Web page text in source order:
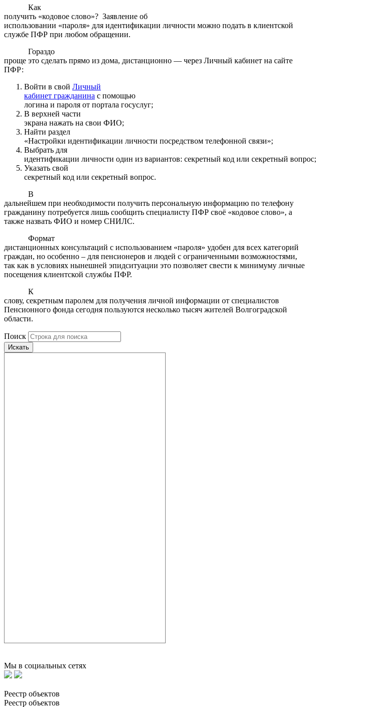
Как
получить «кодовое слово»? Заявление об
использовании «пароля» для идентификации личности можно подать в клиентской
службе ПФР при любом обращении.
Гораздо
проще это сделать прямо из дома, дистанционно — через Личный кабинет на сайте
ПФР:
Войти в свой Личный
кабинет гражданина с помощью
логина и пароля от портала госуслуг;
В верхней части
экрана нажать на свои ФИО;
Найти раздел
«Настройки идентификации личности посредством телефонной связи»;
Выбрать для
идентификации личности один из вариантов: секретный код или секретный вопрос;
Указать свой
секретный код или секретный вопрос.
В
дальнейшем при необходимости получить персональную информацию по телефону
гражданину потребуется лишь сообщить специалисту ПФР своё «кодовое слово», а
также назвать ФИО и номер СНИЛС.
Формат
дистанционных консультаций с использованием «пароля» удобен для всех категорий
граждан, но особенно – для пенсионеров и людей с ограниченными возможностями,
так как в условиях нынешней эпидситуации это позволяет свести к минимуму личные
посещения клиентской службы ПФР.
К
слову, секретным паролем для получения личной информации от специалистов
Пенсионного фонда сегодня пользуются несколько тысяч жителей Волгоградской
области.
Поиск
Искать
Мы в социальных сетях
Реестр объектов
Реестр объектов